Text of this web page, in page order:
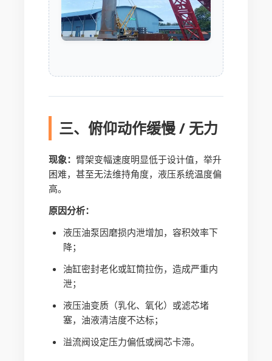
三、俯仰动作缓慢 / 无力
现象：臂架变幅速度明显低于设计值，举升
困难，甚至无法维持角度，液压系统温度偏
高。
原因分析：
液压油泵因磨损内泄增加，容积效率下
降；
油缸密封老化或缸筒拉伤，造成严重内
泄；
液压油变质（乳化、氧化）或滤芯堵
塞，油液清洁度不达标；
溢流阀设定压力偏低或阀芯卡滞。